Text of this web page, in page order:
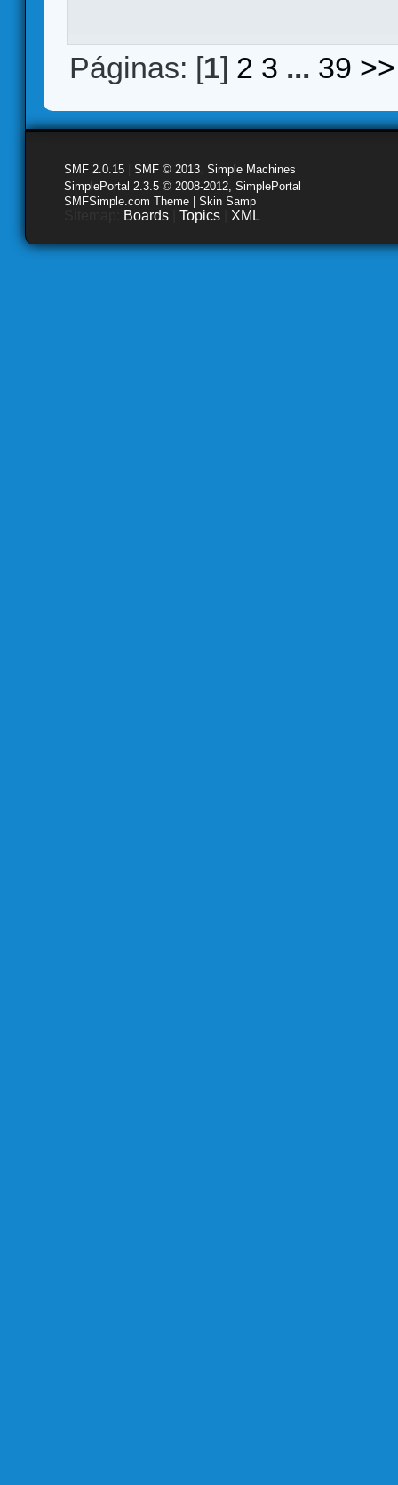
Páginas: [1] 2 3 ... 39 >>
SMF 2.0.15 SMF © 2013 Simple Machines
SimplePortal 2.3.5 © 2008-2012, SimplePortal
SMFSimple.com Theme | Skin Samp
Boards Topics XML